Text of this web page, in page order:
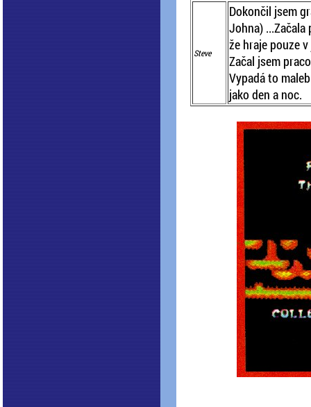
Steve
Dokončil jsem
Johna)
že hraje pouze
Začal jsem
Vypadá to
jako den a noc.